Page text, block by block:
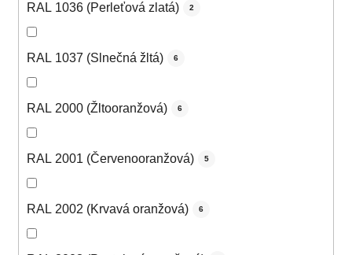
RAL 1036 (Perleťová zlatá) 2
RAL 1037 (Slnečná žltá) 6
RAL 2000 (Žltooranžová) 6
RAL 2001 (Červenooranžová) 5
RAL 2002 (Krvavá oranžová) 6